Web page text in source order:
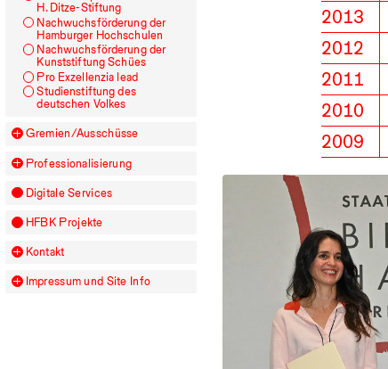
H. Ditze-Stiftung
Nachwuchsförderung der
Hamburger Hochschulen
Nachwuchsförderung der
Kunststiftung Schües
Pro Exzellenzia lead
Studienstiftung des
deutschen Volkes
Gremien/Ausschüsse
Professionalisierung
Digitale Services
HFBK Projekte
Kontakt
Impressum und Site Info
2013
2012
2011
2010
2009